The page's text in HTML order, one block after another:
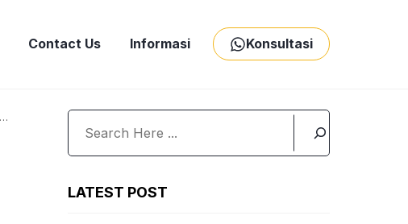
Contact Us Informasi Konsultasi
Search
LATEST POST